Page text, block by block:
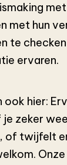
met hun
te
ervaren.
ook hier:
je zeker
of twijfelt